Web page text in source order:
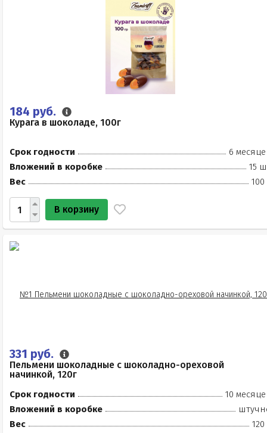
184 руб.
Курага в шоколаде, 100г
Срок годности
6
Вложений в коробке
15
Вес
100
В корзину
331 руб.
Пельмени шоколадные с шоколадно-ореховой
начинкой, 120г
Срок годности
10
Вложений в коробке
Вес
120